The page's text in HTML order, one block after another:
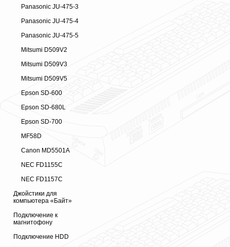
Panasonic JU-475-3
Panasonic JU-475-4
Panasonic JU-475-5
Mitsumi D509V2
Mitsumi D509V3
Mitsumi D509V5
Epson SD-600
Epson SD-680L
Epson SD-700
MF58D
Canon MD5501A
NEC FD1155C
NEC FD1157C
Джойстики для
компьютера «Байт»
Подключение к
магнитофону
Подключение HDD